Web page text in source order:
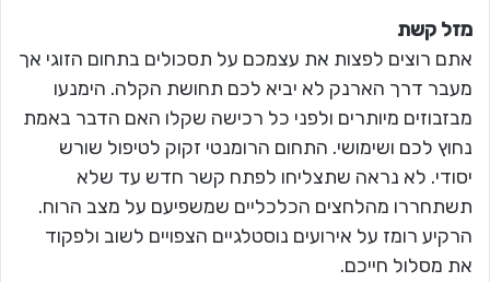
מזל קשת
אתם רוצים לפצות את עצמכם על תסכולים בתחום הזוגי אך
מעבר דרך הארנק לא יביא לכם תחושת הקלה. הימנעו
מבזבוזים מיותרים ולפני כל רכישה שקלו האם הדבר באמת
נחוץ לכם ושימושי. התחום הרומנטי זקוק לטיפול שורש
יסודי. לא נראה שתצליחו לפתח קשר חדש עד שלא
תשתחררו מהלחצים הכלכליים שמשפיעם על מצב הרוח.
הרקיע רומז על אירועים נוסטלגיים הצפויים לשוב ולפקוד
את מסלול חייכם.